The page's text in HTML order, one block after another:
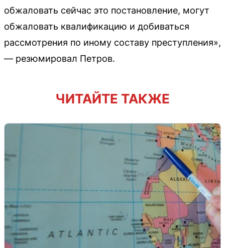
обжаловать сейчас это постановление, могут
обжаловать квалификацию и добиваться
рассмотрения по иному составу преступления»,
— резюмировал Петров.
ЧИТАЙТЕ ТАКЖЕ